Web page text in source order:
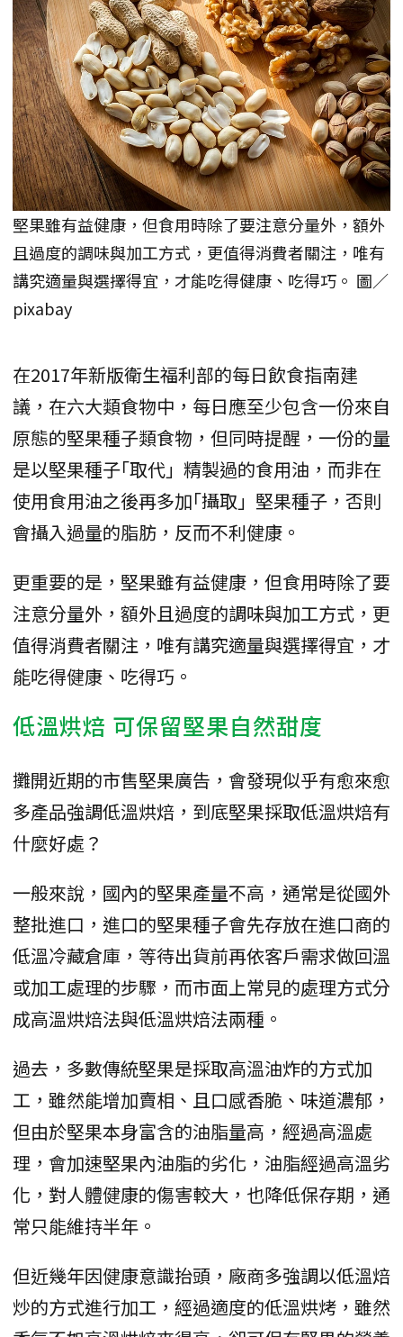
堅果雖有益健康，但食用時除了要注意分量外，額外
且過度的調味與加工方式，更值得消費者關注，唯有
講究適量與選擇得宜，才能吃得健康、吃得巧。 圖／
pixabay
在2017年新版衛生福利部的每日飲食指南建
議，在六大類食物中，每日應至少包含一份來自
原態的堅果種子類食物，但同時提醒，一份的量
是以堅果種子｢取代」精製過的食用油，而非在
使用食用油之後再多加｢攝取」堅果種子，否則
會攝入過量的脂肪，反而不利健康。
更重要的是，堅果雖有益健康，但食用時除了要
注意分量外，額外且過度的調味與加工方式，更
值得消費者關注，唯有講究適量與選擇得宜，才
能吃得健康、吃得巧。
低溫烘焙 可保留堅果自然甜度
攤開近期的市售堅果廣告，會發現似乎有愈來愈
多產品強調低溫烘焙，到底堅果採取低溫烘焙有
什麼好處？
一般來說，國內的堅果產量不高，通常是從國外
整批進口，進口的堅果種子會先存放在進口商的
低溫冷藏倉庫，等待出貨前再依客戶需求做回溫
或加工處理的步驟，而市面上常見的處理方式分
成高溫烘焙法與低溫烘焙法兩種。
過去，多數傳統堅果是採取高溫油炸的方式加
工，雖然能增加賣相、且口感香脆、味道濃郁，
但由於堅果本身富含的油脂量高，經過高溫處
理，會加速堅果內油脂的劣化，油脂經過高溫劣
化，對人體健康的傷害較大，也降低保存期，通
常只能維持半年。
但近幾年因健康意識抬頭，廠商多強調以低溫焙
炒的方式進行加工，經過適度的低溫烘烤，雖然